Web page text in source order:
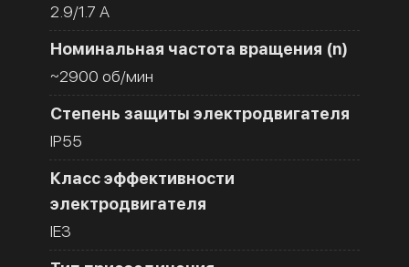
2.9/1.7 A
Номинальная частота вращения (n)
~2900 об/мин
Степень защиты электродвигателя
IP55
Класс эффективности
электродвигателя
IE3